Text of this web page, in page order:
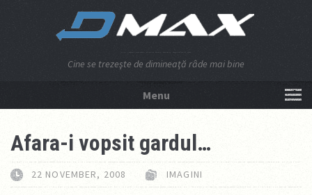
Cine se trezeşte de dimineaţă râde mai bine
Menu
Afara-i vopsit gardul…
22 NOVEMBER, 2008 IMAGINI